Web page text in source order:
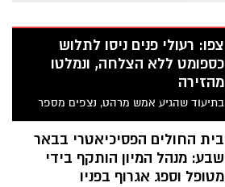
צפו: רעולי פנים ניסו לתלוש
כספומט ללא הצלחה, ונמלטו
מהזירה
בתיעוד שהגיע אמש מרהט, נצפים מספר
רעולי פנים כשהם מנסים לתלוש כספומט
ממקומו. צפו בתיעוד
בית החולים הפסיכיאטרי בבאר
שבע: מנהל המיון הותקף בידי
מטופל וספג אגרוף בפניו